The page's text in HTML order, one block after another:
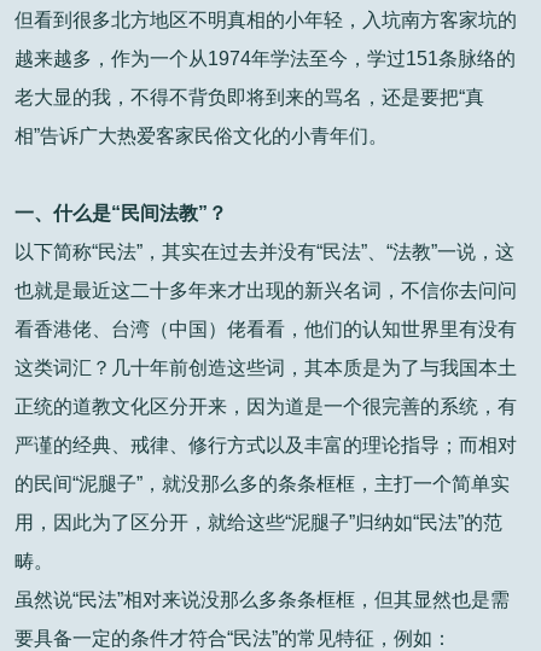
但看到很多北方地区不明真相的小年轻，入坑南方客家坑的
越来越多，作为一个从1974年学法至今，学过151条脉络的
老大显的我，不得不背负即将到来的骂名，还是要把“真
相”告诉广大热爱客家民俗文化的小青年们。
一、什么是“民间法教”？
以下简称“民法”，其实在过去并没有“民法”、“法教”一说，这
也就是最近这二十多年来才出现的新兴名词，不信你去问问
看香港佬、台湾（中国）佬看看，他们的认知世界里有没有
这类词汇？几十年前创造这些词，其本质是为了与我国本土
正统的道教文化区分开来，因为道是一个很完善的系统，有
严谨的经典、戒律、修行方式以及丰富的理论指导；而相对
的民间“泥腿子”，就没那么多的条条框框，主打一个简单实
用，因此为了区分开，就给这些“泥腿子”归纳如“民法”的范
畴。
虽然说“民法”相对来说没那么多条条框框，但其显然也是需
要具备一定的条件才符合“民法”的常见特征，例如：